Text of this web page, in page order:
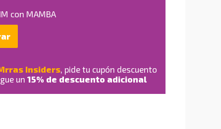
con MAMBA
Insiders , pide tu cupón descuento
un 15% de descuento adicional